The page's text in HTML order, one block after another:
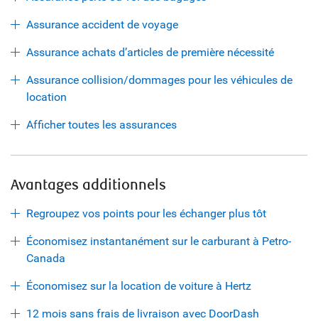
Assurance accident de voyage
Assurance achats d’articles de première nécessité
Assurance collision/dommages pour les véhicules de
location
Afficher toutes les assurances
Avantages additionnels
Regroupez vos points pour les échanger plus tôt
Économisez instantanément sur le carburant à Petro-
Canada
Économisez sur la location de voiture à Hertz
12 mois sans frais de livraison avec DoorDash